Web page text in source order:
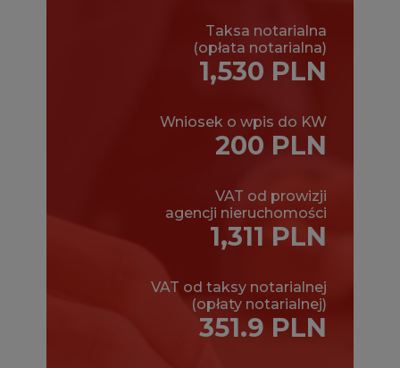
Taksa notarialna
(opłata notarialna)
1,530 PLN
Wniosek o wpis do KW
200 PLN
VAT od prowizji
agencji nieruchomości
1,311 PLN
VAT od taksy notarialnej
(opłaty notarialnej)
351.9 PLN